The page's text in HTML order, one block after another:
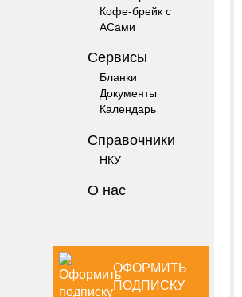
Кофе-брейк с
АСами
Сервисы
Бланки
Документы
Календарь
Справочники
НКУ
О нас
ОФОРМИТЬ
ПОДПИСКУ